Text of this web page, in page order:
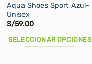
Aqua Shoes Sport Azul-
Unisex
S/59.00
SELECCIONAR OPCIONES